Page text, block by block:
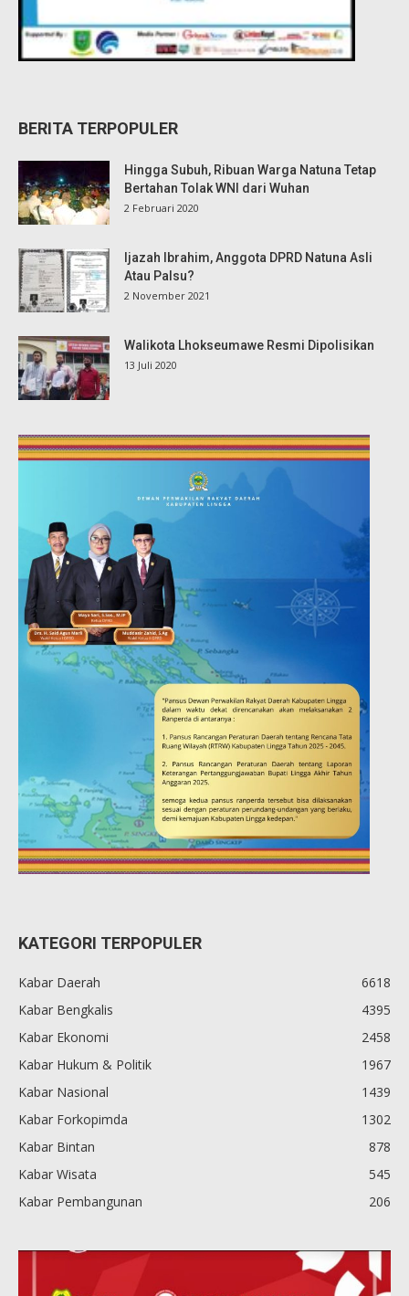
BERITA TERPOPULER
Hingga Subuh, Ribuan Warga Natuna Tetap
Bertahan Tolak WNI dari Wuhan
2 Februari 2020
Ijazah Ibrahim, Anggota DPRD Natuna Asli
Atau Palsu?
2 November 2021
Walikota Lhokseumawe Resmi Dipolisikan
13 Juli 2020
KATEGORI TERPOPULER
Kabar Daerah
6618
Kabar Bengkalis
4395
Kabar Ekonomi
2458
Kabar Hukum & Politik
1967
Kabar Nasional
1439
Kabar Forkopimda
1302
Kabar Bintan
878
Kabar Wisata
545
Kabar Pembangunan
206